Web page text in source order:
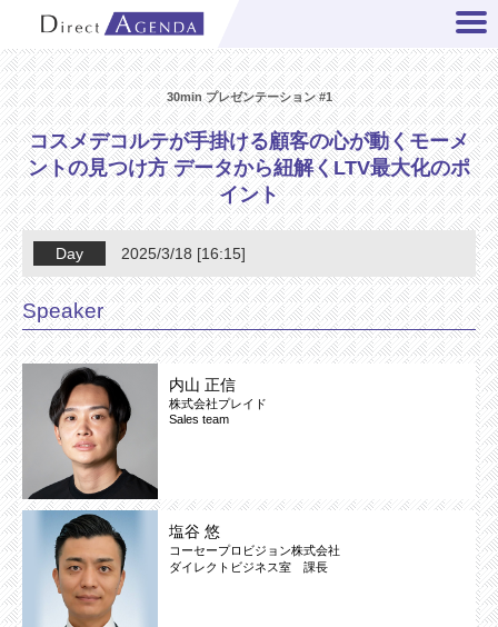
30min プレゼンテーション #1
コスメデコルテが手掛ける顧客の心が動くモーメ
ントの見つけ方 データから紐解くLTV最大化のポ
イント
Day 2025/3/18 [16:15]
Speaker
内山 正信
株式会社プレイド
Sales team
塩谷 悠
コーセープロビジョン株式会社
ダイレクトビジネス室 課長